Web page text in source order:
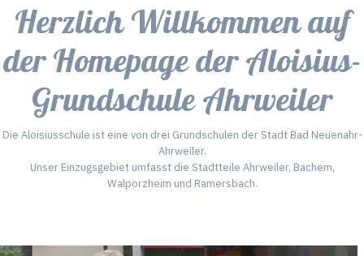
Herzlich Willkommen auf
der Homepage der Aloisius-
Grundschule Ahrweiler
Die Aloisiusschule ist eine von drei Grundschulen der Stadt Bad Neuenahr-
Ahrweiler.
Unser Einzugsgebiet umfasst die Stadtteile Ahrweiler, Bachem,
Walporzheim und Ramersbach.